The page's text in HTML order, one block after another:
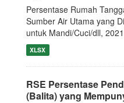
Persentase Rumah
Sumber Air Utama yang
untuk Mandi/Cuci/dll, 2021
XLSX
RSE Persentase
(Balita) yang